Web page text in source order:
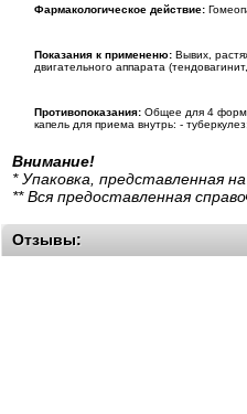
Фармакологическое действие:
Показания к примененю: Вывих,
двигательного аппарата
Противопоказания: Общее для 4 форм:
капель для приема внутрь: -
Внимание!
* Упаковка, представленная
** Вся предоставленная
Отзывы: